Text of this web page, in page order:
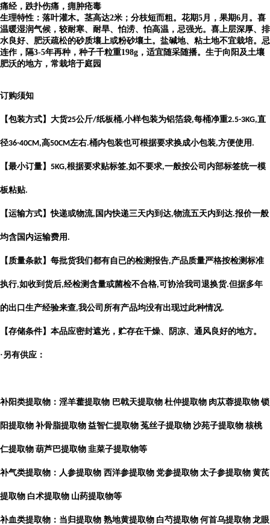
痛经，跌扑伤痛，痈肿疮毒
生理特性：落叶灌木。茎高达2米；分枝短而粗。花期5月，果期6月。喜
温暖湿润气候，较耐寒、耐旱、怕涝、怕高温，忌强光。喜上层深厚、排
水良好、肥沃疏松的砂质壤上或粉砂壤土。盐碱地、粘土地不宜栽培。忌
连作，隔3-5年再种，种子千粒重198g，适宜随采随播。生于向阳及土壤
肥沃的地方，常栽培于庭园
订购须知
【包装方式】大货25公斤/纸板桶,小样包装为铝箔袋,每桶净重2.5-3KG,直
径36-40CM,高50CM左右.桶内包装也可根据要求换成小包装,方便使用 .
【最小订量】 5KG,根据要求贴标签,如不要求,一般按公司内部标签统一模
板粘贴.
【运输方式】快递或物流, 国内快递三天内到达,物流五天内到达.报价一般
均含国内运输费用 .
【质量条款】每批货我们都有自已的检测报告,产品质量严格按检测标准
执行,如收到货后,经检测含量或菌检不合格,可协洽我司退换货.但据多年
的出口生产经验来查,我公司所有产品均没有出现过此种情况.
【存储条件】本品应密封遮光，贮存在干燥、阴凉、通风良好的地方。
·另有供应：
补阳类提取物：淫羊藿提取物 巴戟天提取物 杜仲提取物 肉苁蓉提取物 锁
阳提取物 补骨脂提取物 益智仁提取物 菟丝子提取物 沙苑子提取物 核桃
仁提取物 葫芦巴提取物 韭菜子提取物等
补气类提取物：人参提取物 西洋参提取物 党参提取物 太子参提取物 黄芪
提取物 白术提取物 山药提取物等
补血类提取物：当归提取物 熟地黄提取物 白芍提取物 何首乌提取物 龙眼